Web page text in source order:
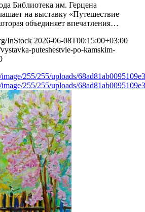
Библиотека им. Герцена
на выставку «Путешествие
объединяет впечатления…
InStock 2026-06-08T00:15:00+03:00
puteshestvie-po-kamskim-
255/255/uploads/
255/255/uploads/